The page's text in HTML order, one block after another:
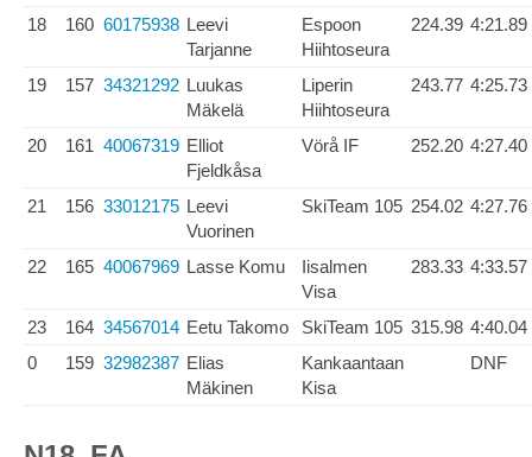
18 160 60175938 Leevi
Tarjanne
Espoon
Hiihtoseura
224.39 4:21.89
19 157 34321292 Luukas
Mäkelä
Liperin
Hiihtoseura
243.77 4:25.73
20 161 40067319 Elliot
Fjeldkåsa
Vörå IF 252.20 4:27.40
21 156 33012175 Leevi
Vuorinen
SkiTeam 105 254.02 4:27.76
22 165 40067969 Lasse Komu
Iisalmen
Visa
283.33 4:33.57
23 164 34567014 Eetu Takomo SkiTeam 105 315.98 4:40.04
0
159 32982387 Elias
Mäkinen
Kankaantaan
Kisa
DNF